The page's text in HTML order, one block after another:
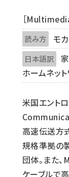
［
読み方 モカ
日本語訳
ホームネッ
米国エント
高速伝送方
規格準拠の
団体。また
ケーブルで